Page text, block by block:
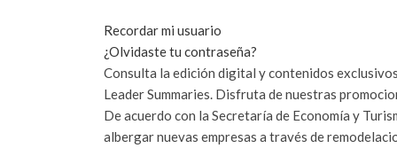
Recordar mi usuario
¿Olvidaste tu contraseña?
Consulta la edición digital y contenidos
Leader Summaries. Disfruta de nuestras
De acuerdo con la Secretaría de Economía y
albergar nuevas empresas a través de